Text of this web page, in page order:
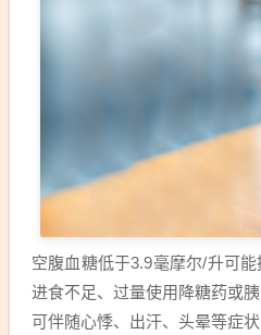
空腹血糖低于3.9毫摩尔/升可
进食不足、过量使用降糖药或
可伴随心悸、出汗、头晕等症